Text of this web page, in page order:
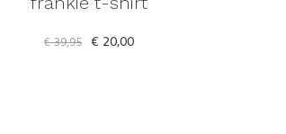
€ 39,95 € 20,00